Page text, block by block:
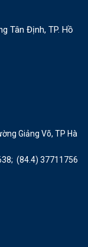
Tân Định, TP. Hồ
Giảng Võ, TP Hà
(84.4) 37711756